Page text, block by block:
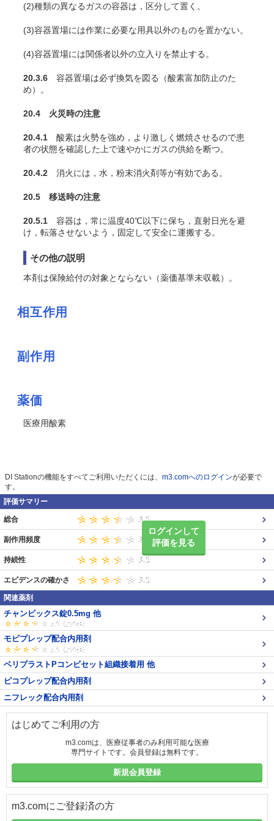
(2)種類の異なるガスの容器は，区分して置く。
(3)容器置場には作業に必要な用具以外のものを置かない。
(4)容器置場には関係者以外の立入りを禁止する。
20.3.6 容器置場は必ず換気を図る（酸素富加防止のた
め）。
20.4 火災時の注意
20.4.1 酸素は火勢を強め，より激しく燃焼させるので患
者の状態を確認した上で速やかにガスの供給を断つ。
20.4.2 消火には，水，粉末消火剤等が有効である。
20.5 移送時の注意
20.5.1 容器は，常に温度40℃以下に保ち，直射日光を避
け，転落させないよう，固定して安全に運搬する。
その他の説明
本剤は保険給付の対象とならない（薬価基準未収載）。
相互作用
副作用
薬価
医療用酸素
DI Stationの機能をすべてご利用いただくには、 m3.comへのログインが必要で
す。
評価サマリー
ログインして
評価を見る
総合
副作用頻度
持続性
エビデンスの確かさ
関連薬剤
チャンピックス錠0.5mg 他
モビプレップ配合内用剤
ベリプラストPコンビセット組織接着用 他
ピコプレップ配合内用剤
ニフレック配合内用剤
はじめてご利用の方
m3.comは、医療従事者のみ利用可能な医療
専門サイトです。会員登録は無料です。
新規会員登録
m3.comにご登録済の方